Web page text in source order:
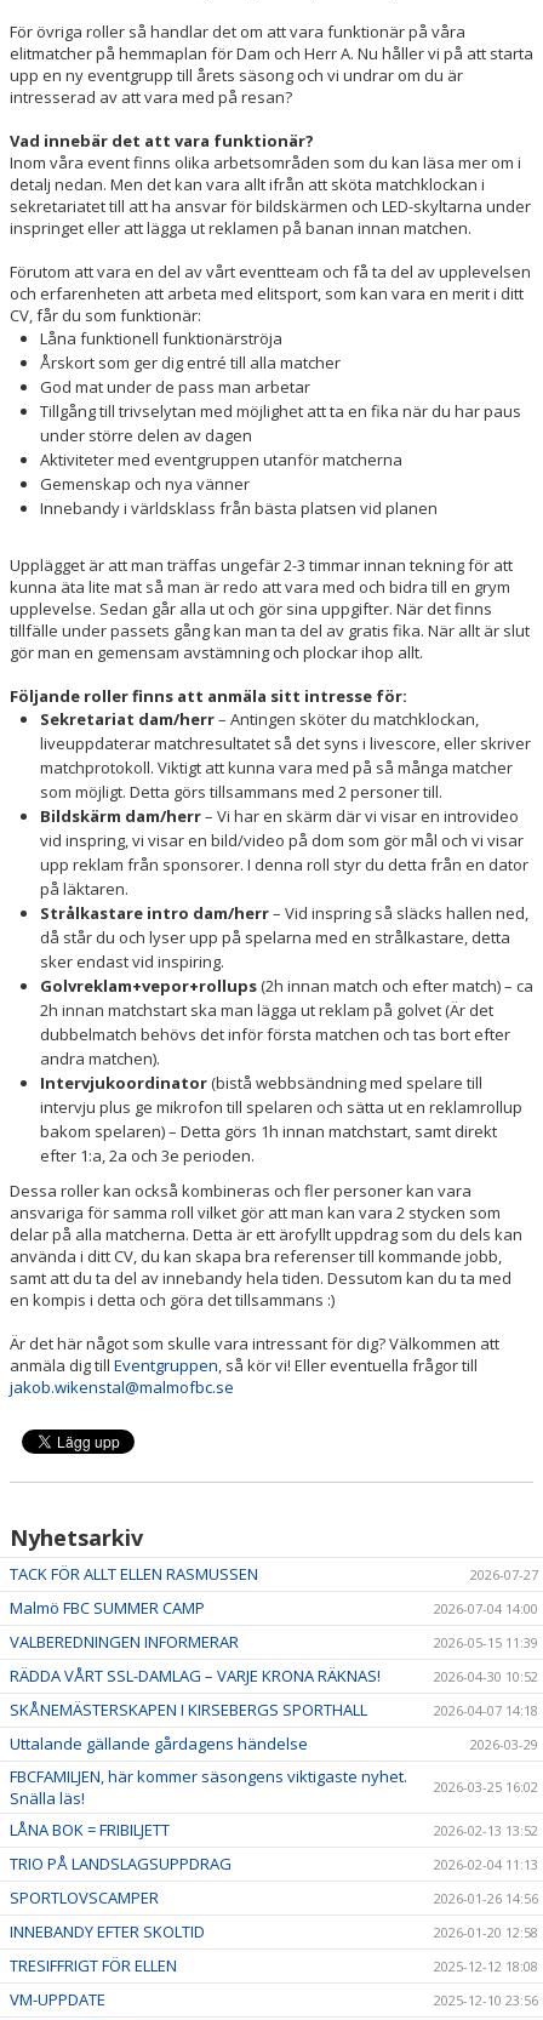
För övriga roller så handlar det om att vara funktionär på våra
elitmatcher på hemmaplan för Dam och Herr A. Nu håller vi på att starta
upp en ny eventgrupp till årets säsong och vi undrar om du är
intresserad av att vara med på resan?
Vad innebär det att vara funktionär?
Inom våra event finns olika arbetsområden som du kan läsa mer om i
detalj nedan. Men det kan vara allt ifrån att sköta matchklockan i
sekretariatet till att ha ansvar för bildskärmen och LED-skyltarna under
inspringet eller att lägga ut reklamen på banan innan matchen.
Förutom att vara en del av vårt eventteam och få ta del av upplevelsen
och erfarenheten att arbeta med elitsport, som kan vara en merit i ditt
CV, får du som funktionär:
Låna funktionell funktionärströja
Årskort som ger dig entré till alla matcher
God mat under de pass man arbetar
Tillgång till trivselytan med möjlighet att ta en fika när du har paus
under större delen av dagen
Aktiviteter med eventgruppen utanför matcherna
Gemenskap och nya vänner
Innebandy i världsklass från bästa platsen vid planen
Upplägget är att man träffas ungefär 2-3 timmar innan tekning för att
kunna äta lite mat så man är redo att vara med och bidra till en grym
upplevelse. Sedan går alla ut och gör sina uppgifter. När det finns
tillfälle under passets gång kan man ta del av gratis fika. När allt är slut
gör man en gemensam avstämning och plockar ihop allt.
Följande roller finns att anmäla sitt intresse för:
Sekretariat dam/herr– Antingen sköter du matchklockan,
liveuppdaterar matchresultatet så det syns i livescore, eller skriver
matchprotokoll. Viktigt att kunna vara med på så många matcher
som möjligt. Detta görs tillsammans med 2 personer till.
Bildskärm dam/herr– Vi har en skärm där vi visar en introvideo
vid inspring, vi visar en bild/video på dom som gör mål och vi visar
upp reklam från sponsorer. I denna roll styr du detta från en dator
på läktaren.
Strålkastare intro dam/herr– Vid inspring så släcks hallen ned,
då står du och lyser upp på spelarna med en strålkastare, detta
sker endast vid inspiring.
Golvreklam+vepor+rollups(2h innan match och efter match) – ca
2h innan matchstart ska man lägga ut reklam på golvet (Är det
dubbelmatch behövs det inför första matchen och tas bort efter
andra matchen).
Intervjukoordinator(bistå webbsändning med spelare till
intervju plus ge mikrofon till spelaren och sätta ut en reklamrollup
bakom spelaren) – Detta görs 1h innan matchstart, samt direkt
efter 1:a, 2a och 3e perioden.
Dessa roller kan också kombineras och fler personer kan vara
ansvariga för samma roll vilket gör att man kan vara 2 stycken som
delar på alla matcherna. Detta är ett ärofyllt uppdrag som du dels kan
använda i ditt CV, du kan skapa bra referenser till kommande jobb,
samt att du ta del av innebandy hela tiden. Dessutom kan du ta med
en kompis i detta och göra det tillsammans :)
Är det här något som skulle vara intressant för dig? Välkommen att
anmäla dig till Eventgruppen, så kör vi! Eller eventuella frågor till
jakob.wikenstal@malmofbc.se
Nyhetsarkiv
TACK FÖR ALLT ELLEN RASMUSSEN 2026-07-27
Malmö FBC SUMMER CAMP 2026-07-04 14:00
VALBEREDNINGEN INFORMERAR 2026-05-15 11:39
RÄDDA VÅRT SSL-DAMLAG – VARJE KRONA RÄKNAS! 2026-04-30 10:52
SKÅNEMÄSTERSKAPEN I KIRSEBERGS SPORTHALL 2026-04-07 14:18
Uttalande gällande gårdagens händelse 2026-03-29
FBCFAMILJEN, här kommer säsongens viktigaste nyhet.
Snälla läs!
2026-03-25 16:02
LÅNA BOK = FRIBILJETT 2026-02-13 13:52
TRIO PÅ LANDSLAGSUPPDRAG 2026-02-04 11:13
SPORTLOVSCAMPER 2026-01-26 14:56
INNEBANDY EFTER SKOLTID 2026-01-20 12:58
TRESIFFRIGT FÖR ELLEN 2025-12-12 18:08
VM-UPPDATE 2025-12-10 23:56